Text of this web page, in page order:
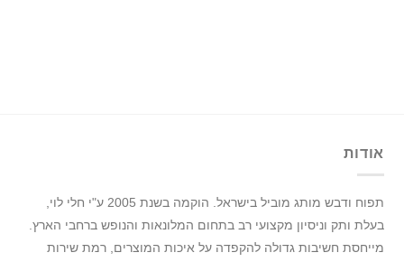
אודות
תפוח ודבש מותג מוביל בישראל.
הוקמה בשנת 2005 ע"י חלי לוי,
בעלת ותק וניסיון מקצועי רב בתחום המלונאות והנופש ברחבי הארץ.
מייחסת חשיבות גדולה להקפדה על איכות המוצרים, רמת שירות